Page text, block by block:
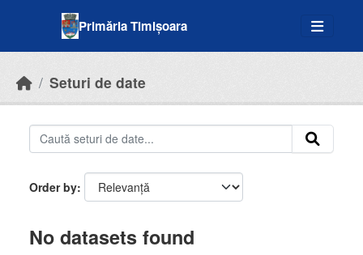
Primăria Timișoara
Seturi de date
Order by
No datasets found